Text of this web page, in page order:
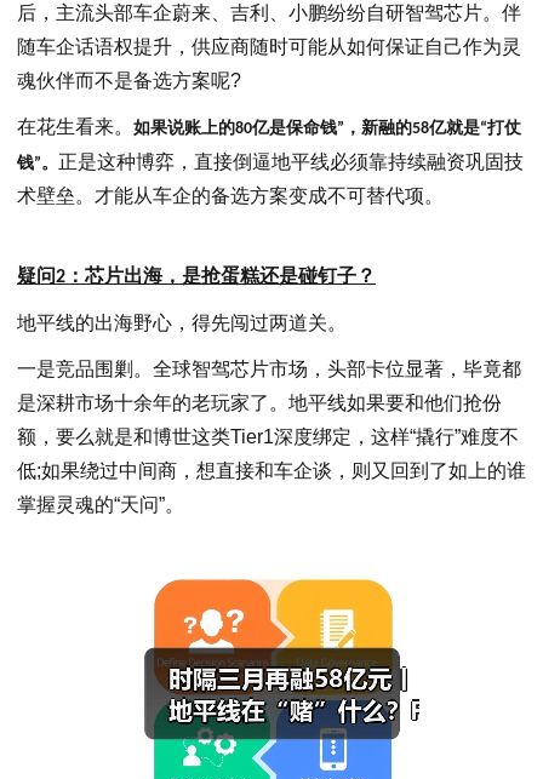
后，主流头部车企蔚来、吉利、小鹏纷纷自研智驾芯片。伴
随车企话语权提升，供应商随时可能从如何保证自己作为灵
魂伙伴而不是备选方案呢?
在花生看来。 如果说账上的80亿是保命钱”，新融的58亿就是“打仗
钱”。 正是这种博弈，直接倒逼地平线必须靠持续融资巩固技
术壁垒。才能从车企的备选方案变成不可替代项。
疑问2 ： 芯片出海，是抢蛋糕还是碰钉子？
地平线的出海野心，得先闯过两道关。
一是竞品围剿。全球智驾芯片市场，头部卡位显著，毕竟都
是深耕市场十余年的老玩家了。地平线如果要和他们抢份
额，要么就是和博世这类Tier1深度绑定，这样“撬行”难度不
低;如果绕过中间商，想直接和车企谈，则又回到了如上的谁
掌握灵魂的“天问”。